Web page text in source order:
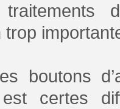
trop
boutons
certes